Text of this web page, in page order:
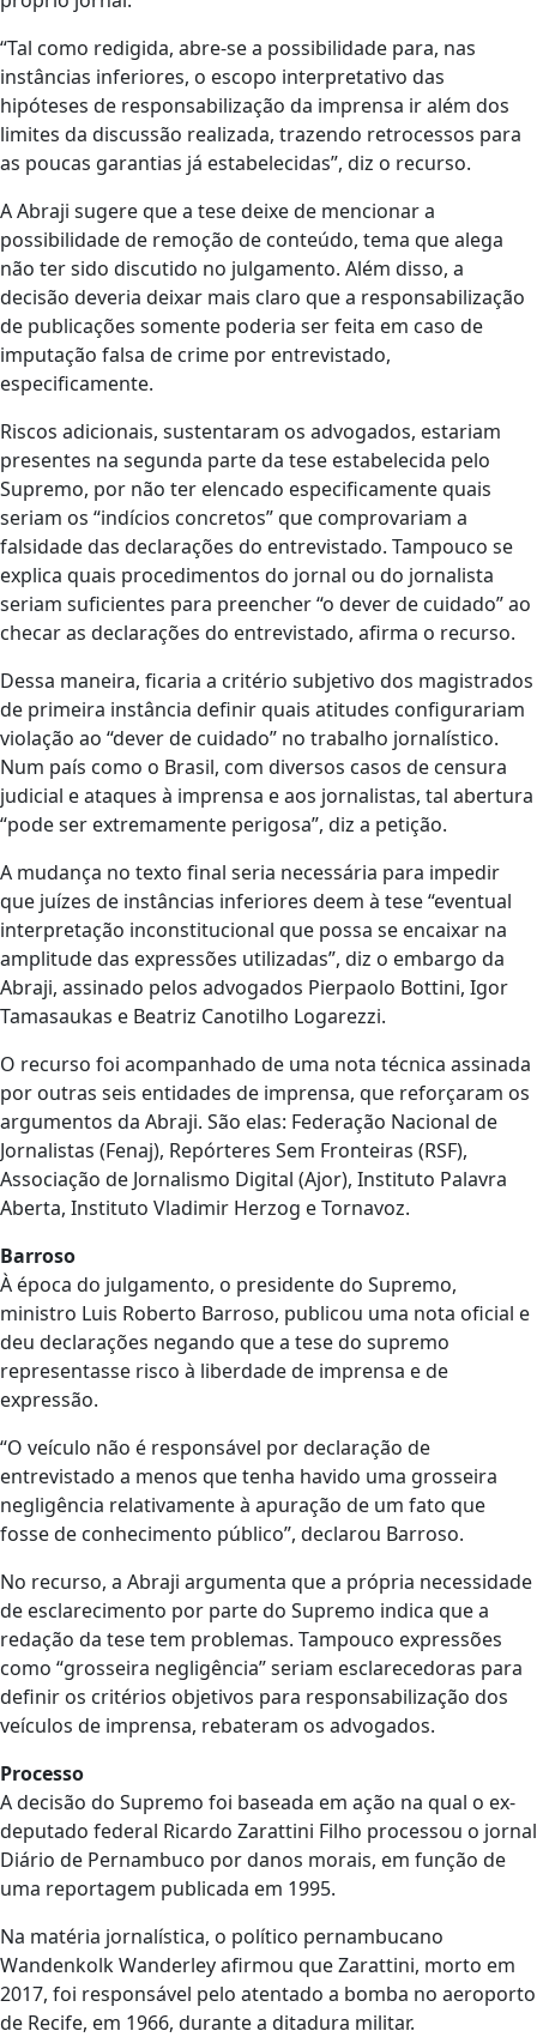
“Tal como redigida, abre-se a possibilidade para, nas
instâncias inferiores, o escopo interpretativo das
hipóteses de responsabilização da imprensa ir além dos
limites da discussão realizada, trazendo retrocessos para
as poucas garantias já estabelecidas”, diz o recurso.
A Abraji sugere que a tese deixe de mencionar a
possibilidade de remoção de conteúdo, tema que alega
não ter sido discutido no julgamento. Além disso, a
decisão deveria deixar mais claro que a responsabilização
de publicações somente poderia ser feita em caso de
imputação falsa de crime por entrevistado,
especificamente.
Riscos adicionais, sustentaram os advogados, estariam
presentes na segunda parte da tese estabelecida pelo
Supremo, por não ter elencado especificamente quais
seriam os “indícios concretos” que comprovariam a
falsidade das declarações do entrevistado. Tampouco se
explica quais procedimentos do jornal ou do jornalista
seriam suficientes para preencher “o dever de cuidado” ao
checar as declarações do entrevistado, afirma o recurso.
Dessa maneira, ficaria a critério subjetivo dos magistrados
de primeira instância definir quais atitudes configurariam
violação ao “dever de cuidado” no trabalho jornalístico.
Num país como o Brasil, com diversos casos de censura
judicial e ataques à imprensa e aos jornalistas, tal abertura
“pode ser extremamente perigosa”, diz a petição.
A mudança no texto final seria necessária para impedir
que juízes de instâncias inferiores deem à tese “eventual
interpretação inconstitucional que possa se encaixar na
amplitude das expressões utilizadas”, diz o embargo da
Abraji, assinado pelos advogados Pierpaolo Bottini, Igor
Tamasaukas e Beatriz Canotilho Logarezzi.
O recurso foi acompanhado de uma nota técnica assinada
por outras seis entidades de imprensa, que reforçaram os
argumentos da Abraji. São elas: Federação Nacional de
Jornalistas (Fenaj), Repórteres Sem Fronteiras (RSF),
Associação de Jornalismo Digital (Ajor), Instituto Palavra
Aberta, Instituto Vladimir Herzog e Tornavoz.
Barroso
À época do julgamento, o presidente do Supremo,
ministro Luis Roberto Barroso, publicou uma nota oficial e
deu declarações negando que a tese do supremo
representasse risco à liberdade de imprensa e de
expressão.
“O veículo não é responsável por declaração de
entrevistado a menos que tenha havido uma grosseira
negligência relativamente à apuração de um fato que
fosse de conhecimento público”, declarou Barroso.
No recurso, a Abraji argumenta que a própria necessidade
de esclarecimento por parte do Supremo indica que a
redação da tese tem problemas. Tampouco expressões
como “grosseira negligência” seriam esclarecedoras para
definir os critérios objetivos para responsabilização dos
veículos de imprensa, rebateram os advogados.
Processo
A decisão do Supremo foi baseada em ação na qual o ex-
deputado federal Ricardo Zarattini Filho processou o jornal
Diário de Pernambuco por danos morais, em função de
uma reportagem publicada em 1995.
Na matéria jornalística, o político pernambucano
Wandenkolk Wanderley afirmou que Zarattini, morto em
2017, foi responsável pelo atentado a bomba no aeroporto
de Recife, em 1966, durante a ditadura militar.